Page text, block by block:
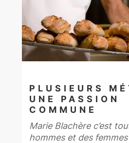
PLUSIEURS
UNE PASSION
COMMUNE
Marie Blachère c’est
hommes et des femmes